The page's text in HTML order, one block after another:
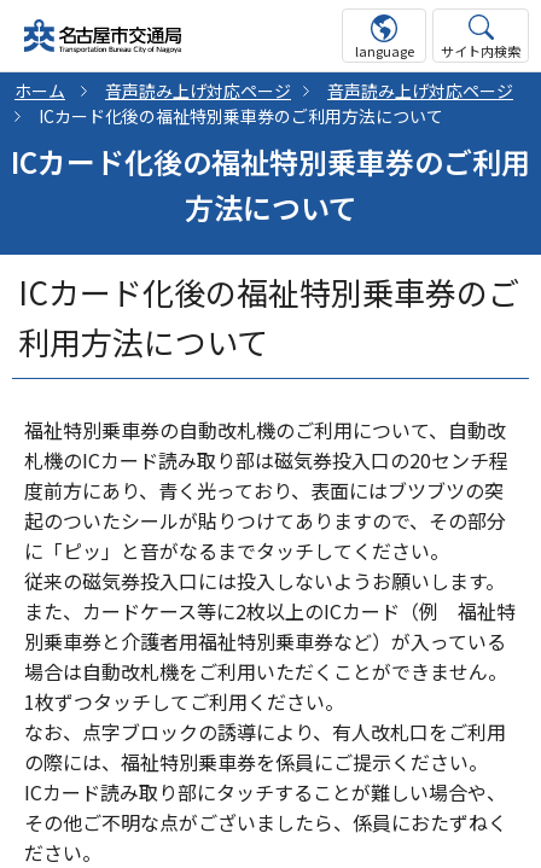
language サイト内検索
ホーム 音声読み上げ対応ページ
音声読み上げ対応ページ
ICカード化後の福祉特別乗車券のご利用方法について
ICカード化後の福祉特別乗車券のご利用
方法について
ICカード化後の福祉特別乗車券のご
利用方法について
福祉特別乗車券の自動改札機のご利用について、自動改
札機のICカード読み取り部は磁気券投入口の20センチ程
度前方にあり、青く光っており、表面にはブツブツの突
起のついたシールが貼りつけてありますので、その部分
に「ピッ」と音がなるまでタッチしてください。
従来の磁気券投入口には投入しないようお願いします。
また、カードケース等に2枚以上のICカード（例 福祉特
別乗車券と介護者用福祉特別乗車券など）が入っている
場合は自動改札機をご利用いただくことができません。
1枚ずつタッチしてご利用ください。
なお、点字ブロックの誘導により、有人改札口をご利用
の際には、福祉特別乗車券を係員にご提示ください。
ICカード読み取り部にタッチすることが難しい場合や、
その他ご不明な点がございましたら、係員におたずねく
ださい。